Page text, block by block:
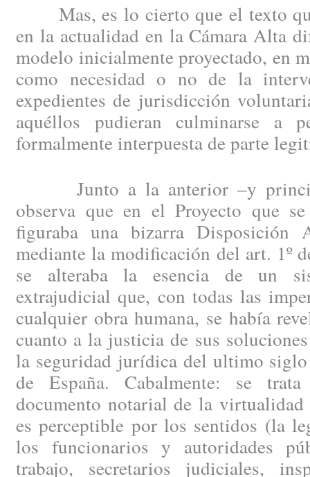
Mas, es lo cierto que el texto
en la actualidad en la Cámara Alta
modelo inicialmente proyectado, en
como necesidad o no de la
expedientes de jurisdicción
aquéllos pudieran culminarse a
formalmente interpuesta de parte
Junto a la anterior –y
observa que en el Proyecto que
figuraba una bizarra Disposición
mediante la modificación del art. 1º
se alteraba la esencia de un
extrajudicial que, con todas las
cualquier obra humana, se había
cuanto a la justicia de sus
la seguridad jurídica del ultimo
de España. Cabalmente: se
documento notarial de la
es perceptible por los sentidos (la
los funcionarios y autoridades
trabajo, secretarios judiciales,